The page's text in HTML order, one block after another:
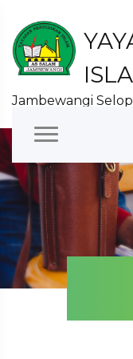
Jambewangi